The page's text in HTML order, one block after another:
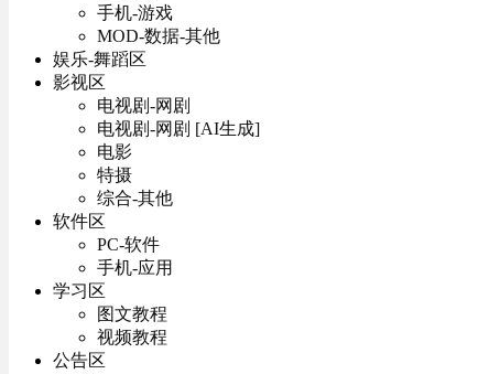
手机-游戏
MOD-数据-其他
娱乐-舞蹈区
影视区
电视剧-网剧
电视剧-网剧 [AI生成]
电影
特摄
综合-其他
软件区
PC-软件
手机-应用
学习区
图文教程
视频教程
公告区